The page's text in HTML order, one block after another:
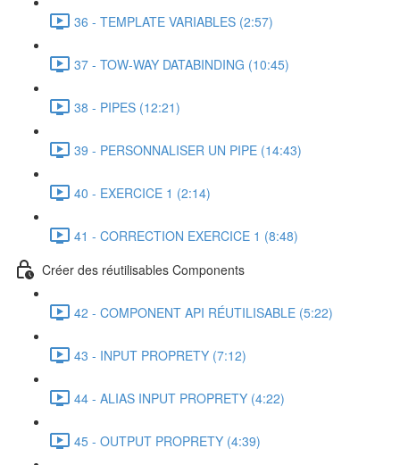
36 - TEMPLATE VARIABLES (2:57)
37 - TOW-WAY DATABINDING (10:45)
38 - PIPES (12:21)
39 - PERSONNALISER UN PIPE (14:43)
40 - EXERCICE 1 (2:14)
41 - CORRECTION EXERCICE 1 (8:48)
Créer des réutilisables Components
42 - COMPONENT API RÉUTILISABLE (5:22)
43 - INPUT PROPRETY (7:12)
44 - ALIAS INPUT PROPRETY (4:22)
45 - OUTPUT PROPRETY (4:39)